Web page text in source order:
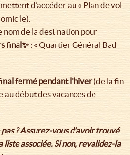
d’accéder au « Plan de vol
nom de la destination pour
final✨: « Quartier Général Bad
fermé pendant l'hiver (de la fin
au début des vacances de
? Assurez-vous d'avoir trouvé
liste associée. Si non, revalidez-la